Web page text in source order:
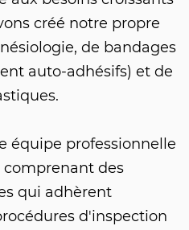
créé notre propre
de bandages
auto-adhésifs) et de
équipe professionnelle
des
qui adhèrent
d'inspection